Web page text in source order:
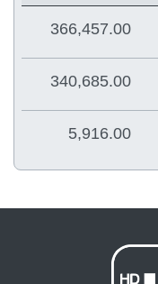
366,457.00
340,685.00
5,916.00